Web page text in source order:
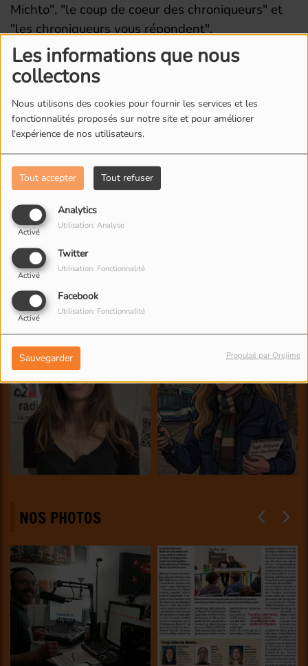
Les informations que nous
collectons
Nous utilisons des cookies pour fournir les services et les
fonctionnalités proposés sur notre site et pour améliorer
l'expérience de nos utilisateurs.
Tout accepter Tout refuser
Analytics
Activé
Utilisation: Analyse
Twitter
Activé
Utilisation: Fonctionnalité
Facebook
Activé
Utilisation: Fonctionnalité
Sauvegarder Propulsé par Orejime
Michto", "le coup de coeur des chroniqueurs" et
"les chroniqueurs vous répondent".
L'ÉQUIPE DE RADIO M'S
NOS PHOTOS